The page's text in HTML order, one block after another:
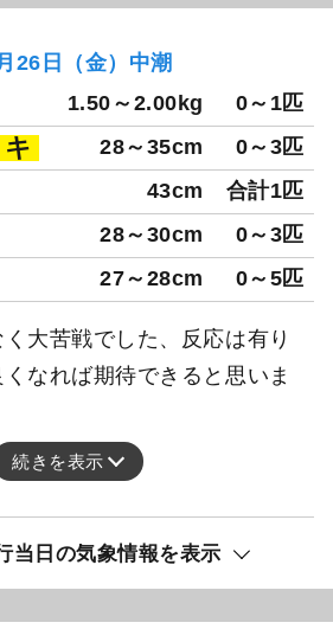
26日（金）中潮
1.50～2.00kg 0～1匹
28～35cm 0～3匹
43cm 合計1匹
28～30cm 0～3匹
27～28cm 0～5匹
大苦戦でした、反応は有り
なれば期待できると思いま
続きを表示
当日の気象情報を表示